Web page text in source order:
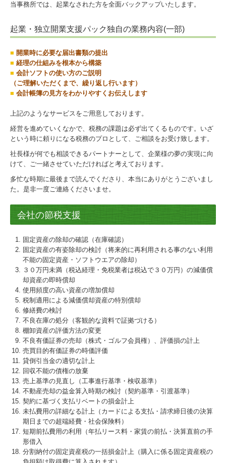
当事務所では、起業なされた方を全面バックアップいたします。
起業・独立開業支援パック独自の業務内容(一部)
■ 開業時に必要な届出書類の提出
■ 経理の仕組みを根本から構築
■ 会計ソフトの使い方のご説明
（ご理解いただくまで、繰り返し行います）
■ 会計帳簿の見方をわかりやすくお伝えします
上記のようなサービスをご用意しております。
経営を進めていくなかで、税務の課題は必ず出てくるものです。いざ
という時に頼りになる税務のプロとして、ご相談をお受け致します。
社長様が何でも相談できるパートナーとして、企業様の夢の実現に向
けて、ご一緒させていただければと考えております。
多忙な時期に最後まで読んでくださり、本当にありがとうございまし
た。是非一度ご連絡くださいませ。
会社の節税支援
固定資産の除却の確認（在庫確認）
固定資産の有姿除却の検討（将来的に再利用される事のない利用
不能の固定資産・ソフトウエアの除却）
３０万円未満（税込経理・免税業者は税込で３０万円）の減価償
却資産の即時償却
使用頻度の高い資産の増加償却
税制適用による減価償却資産の特別償却
修繕費の検討
不良在庫の処分（客観的な資料で証拠づける）
棚卸資産の評価方法の変更
不良有価証券の売却（株式・ゴルフ会員権）、評価損の計上
売買目的有価証券の時価評価
貸倒引当金の適切な計上
回収不能の債権の放棄
売上基準の見直し（工事進行基準・検収基準）
不動産売却の益金算入時期の検討（契約基準・引渡基準）
契約に基づく支払リベートの損金計上
未払費用の詳細なる計上（カードによる支払・請求締日後の決算
期日までの超端経費・社会保険料）
短期前払費用の利用（年払リース料・家賃の前払・決算直前の手
形借入
分割納付の固定資産税の一括損金計上（購入に係る固定資産税の